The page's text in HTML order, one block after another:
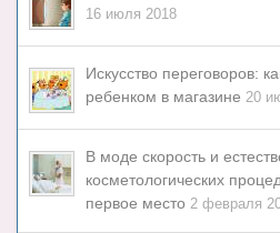
16 июля 2018
Искусство переговоров:
ребенком в магазине 20
В моде скорость и
косметологических
первое место 2 февраля